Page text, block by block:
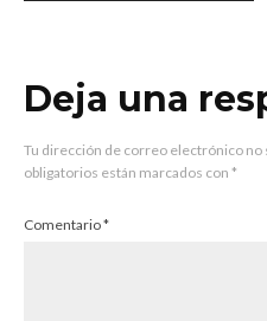
Deja una
Tu dirección de correo electrónico no
obligatorios están marcados con *
Comentario*